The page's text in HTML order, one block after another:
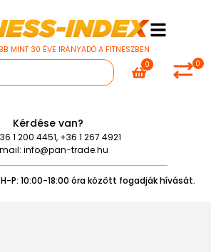
MINT 30 ÉVE IRÁNYADÓ A FITNESZBEN
0
0
Kérdése van?
1 200 4451, +36 1 267 4921
info@pan-trade.hu
P: 10:00-18:00 óra között fogadják hívását.